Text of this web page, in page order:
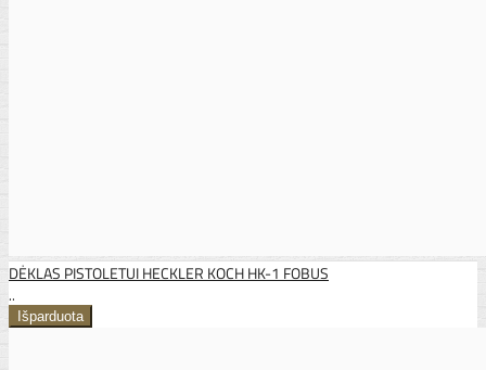
DĖKLAS PISTOLETUI HECKLER KOCH HK-1 FOBUS
..